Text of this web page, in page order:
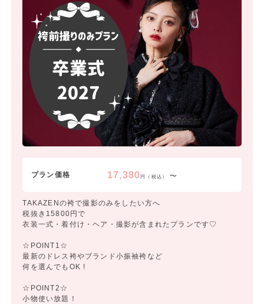
プラン価格 17,380円（税込） 〜
TAKAZENの袴で撮影のみをしたい方へ
税抜き15800円で
衣装一式・着付け・ヘア・撮影が含まれたプランです♡
☆POINT1☆
最新のドレス袴やブランド小振袖袴など
何を選んでもOK !
☆POINT2☆
小物使い放題！